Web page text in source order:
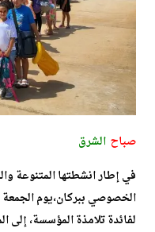
صباح الشرق
في إطار انشطتها المتنوعة
لفائدة تلامذة المؤسسة، إلى